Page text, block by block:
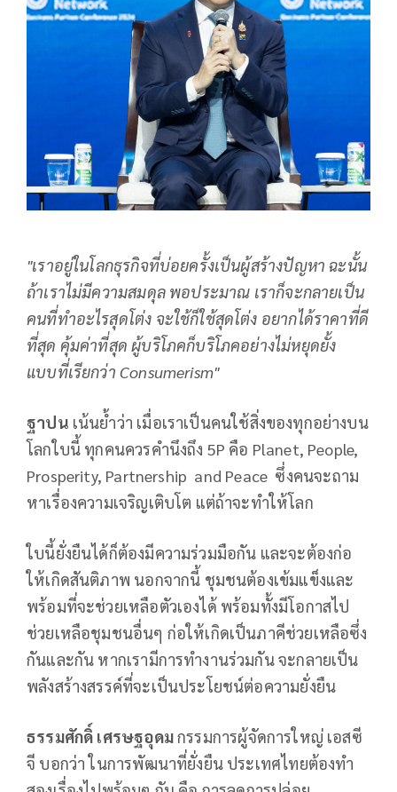
"เราอยู่ในโลกธุรกิจที่บ่อยครั้งเป็นผู้สร้างปัญหา ฉะนั้น
ถ้าเราไม่มีความสมดุล พอประมาณ เราก็จะกลายเป็น
คนที่ทำอะไรสุดโต่ง จะใช้ก็ใช้สุดโต่ง อยากได้ราคาที่ดี
ที่สุด คุ้มค่าที่สุด ผู้บริโภคก็บริโภคอย่างไม่หยุดยั้ง
แบบที่เรียกว่า Consumerism"
ฐาปน เน้นย้ำว่า เมื่อเราเป็นคนใช้สิ่งของทุกอย่างบน
โลกใบนี้ ทุกคนควรคำนึงถึง 5P คือ Planet, People,
Prosperity, Partnership and Peace ซึ่งคนจะถาม
หาเรื่องความเจริญเติบโต แต่ถ้าจะทำให้โลก
ใบนี้ยั่งยืนได้ก็ต้องมีความร่วมมือกัน และจะต้องก่อ
ให้เกิดสันติภาพ นอกจากนี้ ชุมชนต้องเข้มแข็งและ
พร้อมที่จะช่วยเหลือตัวเองได้ พร้อมทั้งมีโอกาสไป
ช่วยเหลือชุมชนอื่นๆ ก่อให้เกิดเป็นภาคีช่วยเหลือซึ่ง
กันและกัน หากเรามีการทำงานร่วมกัน จะกลายเป็น
พลังสร้างสรรค์ที่จะเป็นประโยชน์ต่อความยั่งยืน
ธรรมศักดิ์ เศรษฐอุดมกรรมการผู้จัดการใหญ่ เอสซี
จี บอกว่า ในการพัฒนาที่ยั่งยืน ประเทศไทยต้องทำ